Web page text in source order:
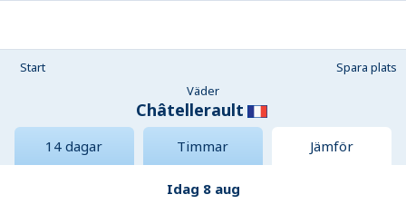
Start
Spara plats
Väder
Châtellerault
14 dagar Timmar Jämför
Idag 8 aug